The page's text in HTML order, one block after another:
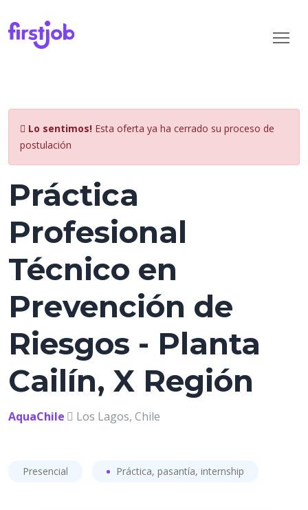
Lo sentimos! Esta oferta ya ha cerrado su proceso de
postulación
Práctica
Profesional
Técnico en
Prevención de
Riesgos - Planta
Cailín, X Región
AquaChile Los Lagos, Chile
Presencial Práctica, pasantía, internship